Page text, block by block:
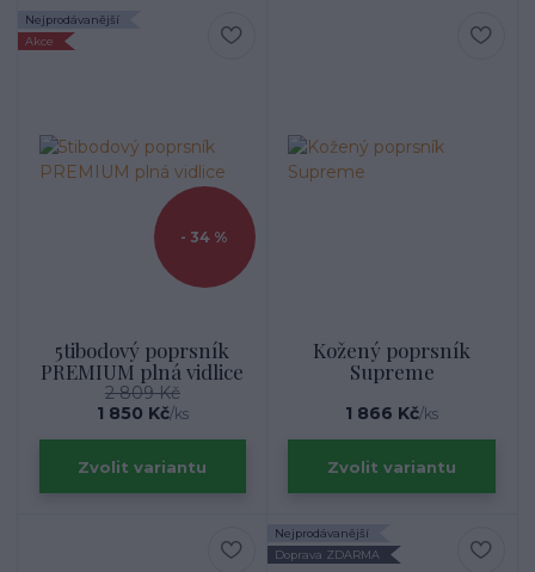
Nejprodávanější
Akce
- 34 %
5tibodový poprsník
PREMIUM plná vidlice
2 809 Kč
1 850 Kč/ks
Zvolit variantu
Kožený poprsník
Supreme
1 866 Kč/ks
Zvolit variantu
Nejprodávanější
Doprava ZDARMA